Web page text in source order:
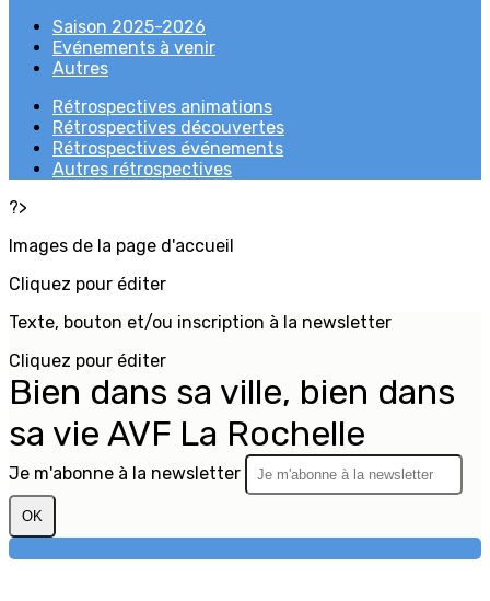
Saison 2025-2026
Evénements à venir
Autres
Rétrospectives animations
Rétrospectives découvertes
Rétrospectives événements
Autres rétrospectives
?>
Images de la page d'accueil
Cliquez pour éditer
Texte, bouton et/ou inscription à la newsletter
Cliquez pour éditer
Bien dans sa ville, bien dans
sa vie AVF La Rochelle
Je m'abonne à la newsletter
OK